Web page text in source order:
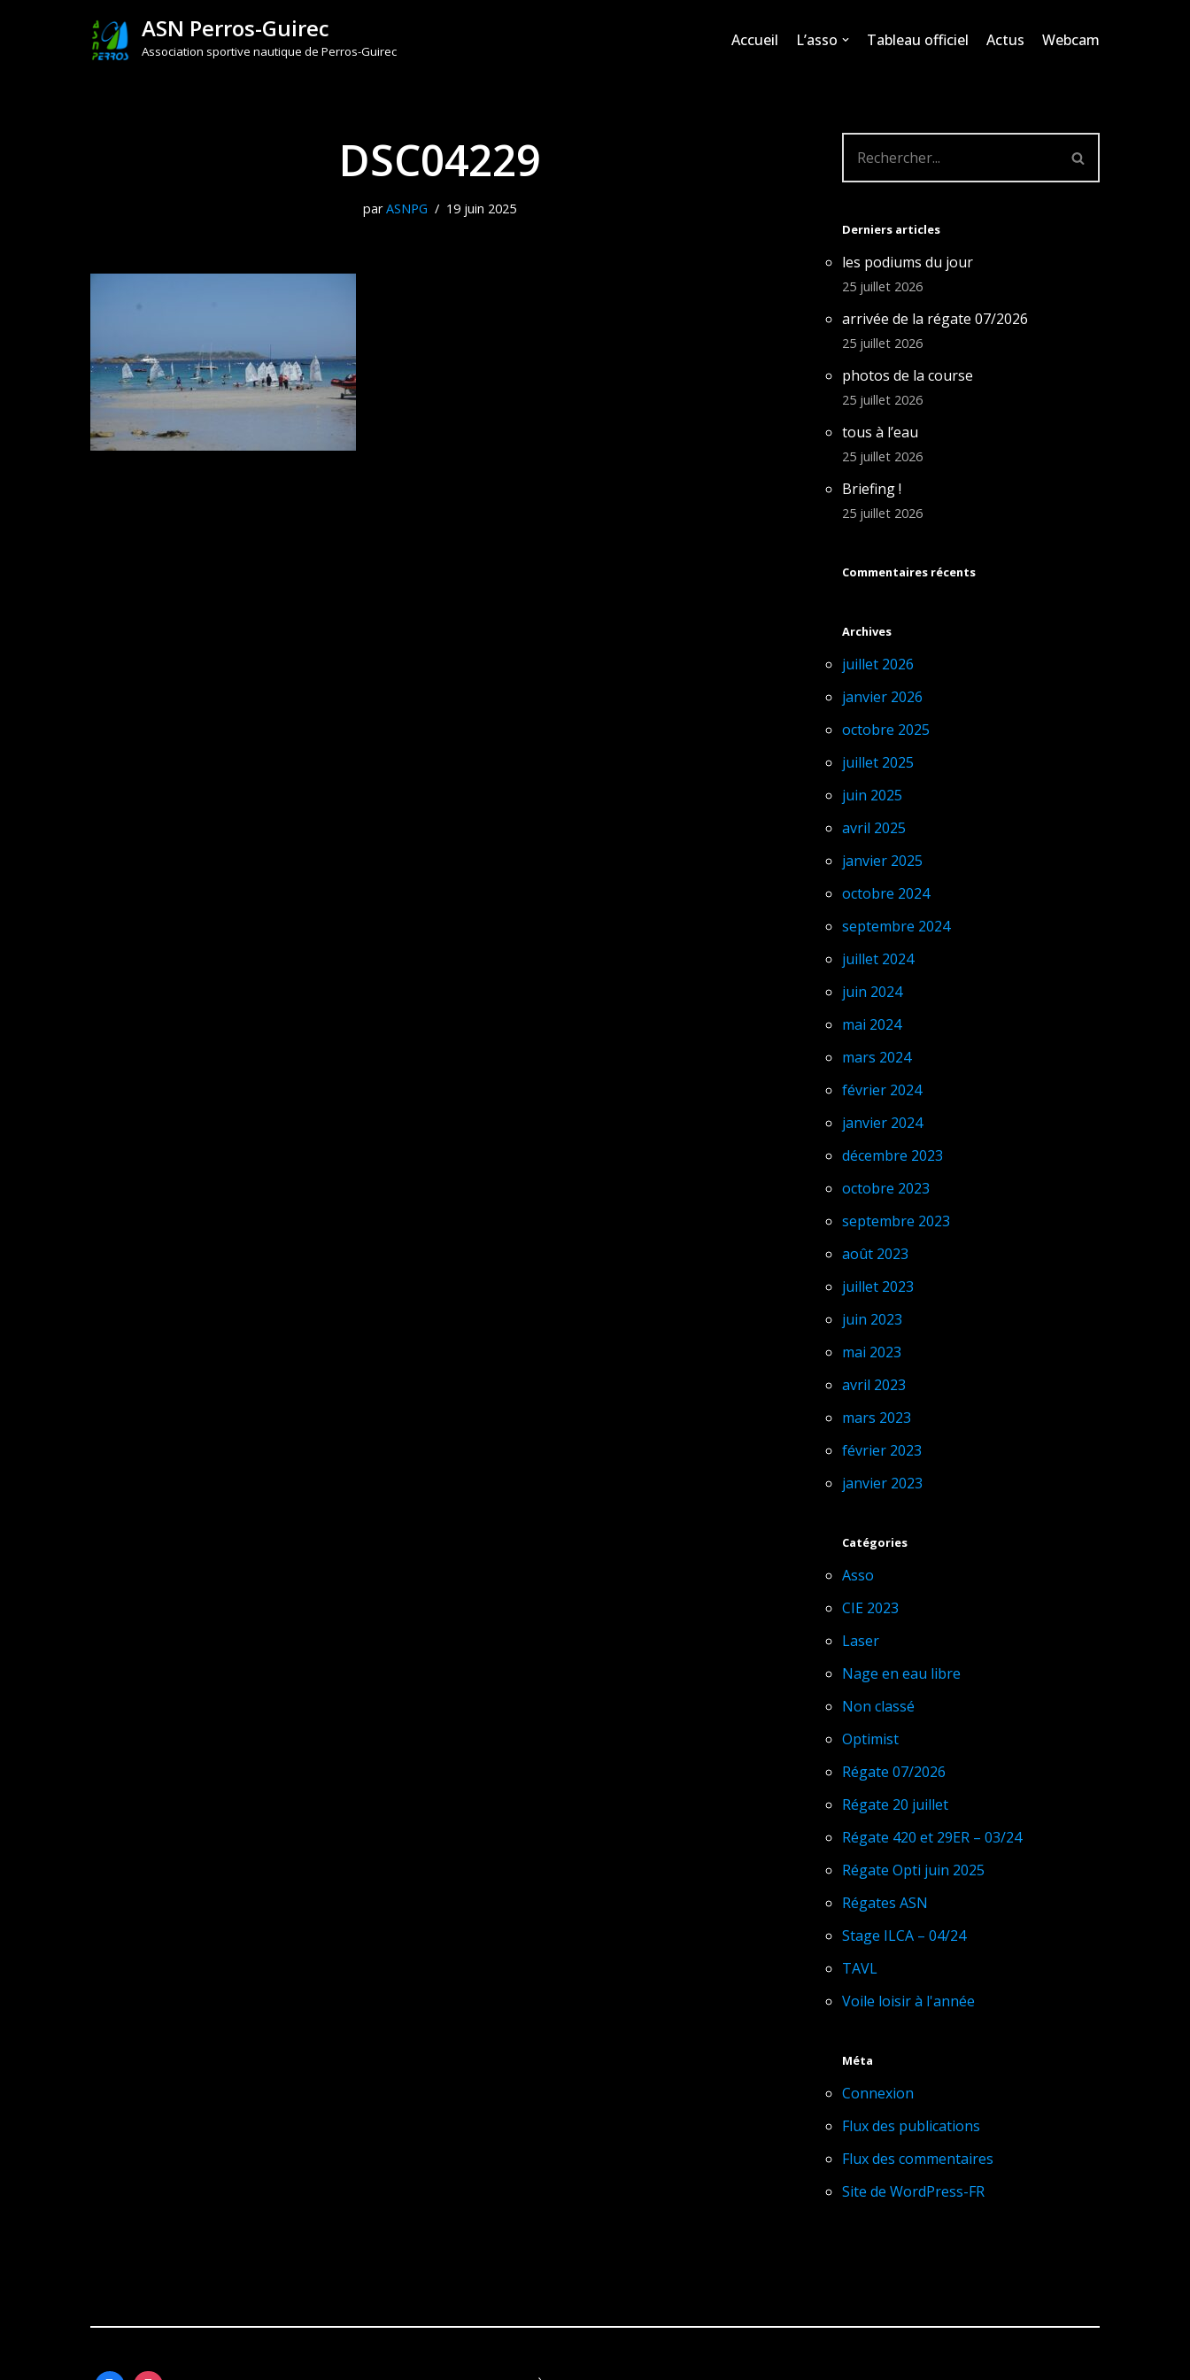
ASN Perros-Guirec
Association sportive nautique de Perros-Guirec
Accueil L’asso Tableau officiel Actus Webcam
DSC04229
parASNPG 19 juin 2025
Derniers articles
les podiums du jour
25 juillet 2026
arrivée de la régate 07/2026
25 juillet 2026
photos de la course
25 juillet 2026
tous à l’eau
25 juillet 2026
Briefing !
25 juillet 2026
Commentaires récents
Archives
juillet 2026
janvier 2026
octobre 2025
juillet 2025
juin 2025
avril 2025
janvier 2025
octobre 2024
septembre 2024
juillet 2024
juin 2024
mai 2024
mars 2024
février 2024
janvier 2024
décembre 2023
octobre 2023
septembre 2023
août 2023
juillet 2023
juin 2023
mai 2023
avril 2023
mars 2023
février 2023
janvier 2023
Catégories
Asso
CIE 2023
Laser
Nage en eau libre
Non classé
Optimist
Régate 07/2026
Régate 20 juillet
Régate 420 et 29ER – 03/24
Régate Opti juin 2025
Régates ASN
Stage ILCA – 04/24
TAVL
Voile loisir à l'année
Méta
Connexion
Flux des publications
Flux des commentaires
Site de WordPress-FR